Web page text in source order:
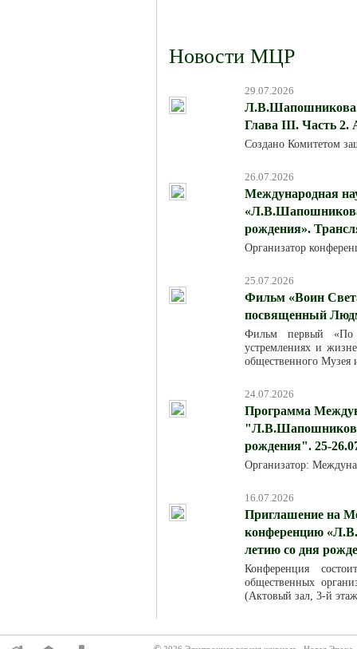
Новости МЦР
29.07.2026
Л.В.Шапошникова.
Глава III. Часть 2.
Создано Комитетом
26.07.2026
Международная
рождения».
Организатор
25.07.2026
Фильм «Воин
посвященный
Фильм первый «По
устремлениях и
общественного
24.07.2026
Программа
"Л.В.Шапошникова:
рождения". 25-
Организатор:
16.07.2026
Приглашение на
конференцию
летию со дня
Конференция
общественных
(Актовый зал, 3-й